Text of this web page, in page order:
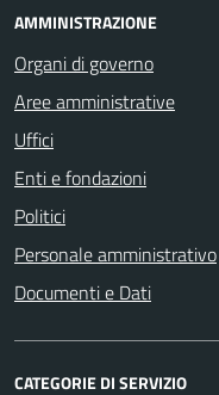
AMMINISTRAZIONE
Organi di governo
Aree amministrative
Uffici
Enti e fondazioni
Politici
Personale amministrativo
Documenti e Dati
CATEGORIE DI SERVIZIO